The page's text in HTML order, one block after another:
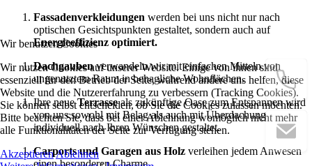
Fassadenverkleidungen werden bei uns nicht nur nach
optischen Gesichtspunkten gestaltet, sondern auch auf
Energieeffizienz optimiert.
Dachgaubenverwandeln wir mit einfachen Mitteln von
ungenutztem Raum in behagliche Wohnflächen.
Ihre neueTerrasseals zukünftige Oase zum Entspannen wird
von uns sowohl mit Belag als auch mit Überdachung
individuell nach Ihren Wünschen gestaltet.
Carports und Garagen aus Holz verleihen jedem Anwesen
einen besonderen Charme.
Wir benutzen Cookies
Wir nutzen Cookies auf unserer Website. Einige von ihnen sind
essenziell für den Betrieb der Seite, während andere uns helfen, diese
Website und die Nutzererfahrung zu verbessern (Tracking Cookies).
Sie können selbst entscheiden, ob Sie die Cookies zulassen möchten.
Bitte beachten Sie, dass bei einer Ablehnung womöglich nicht mehr
alle Funktionalitäten der Seite zur Verfügung stehen.
Akzeptieren Ablehnen